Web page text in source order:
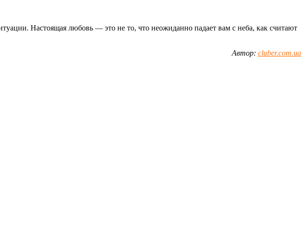
Настоящая любовь — это не то, что неожиданно падает вам с неба, как считают
Автор: cluber.com.ua